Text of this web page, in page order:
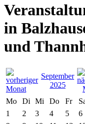
in
und
September
2025
Mo
Di Mi Do Fr
1
2 3 4 5 6